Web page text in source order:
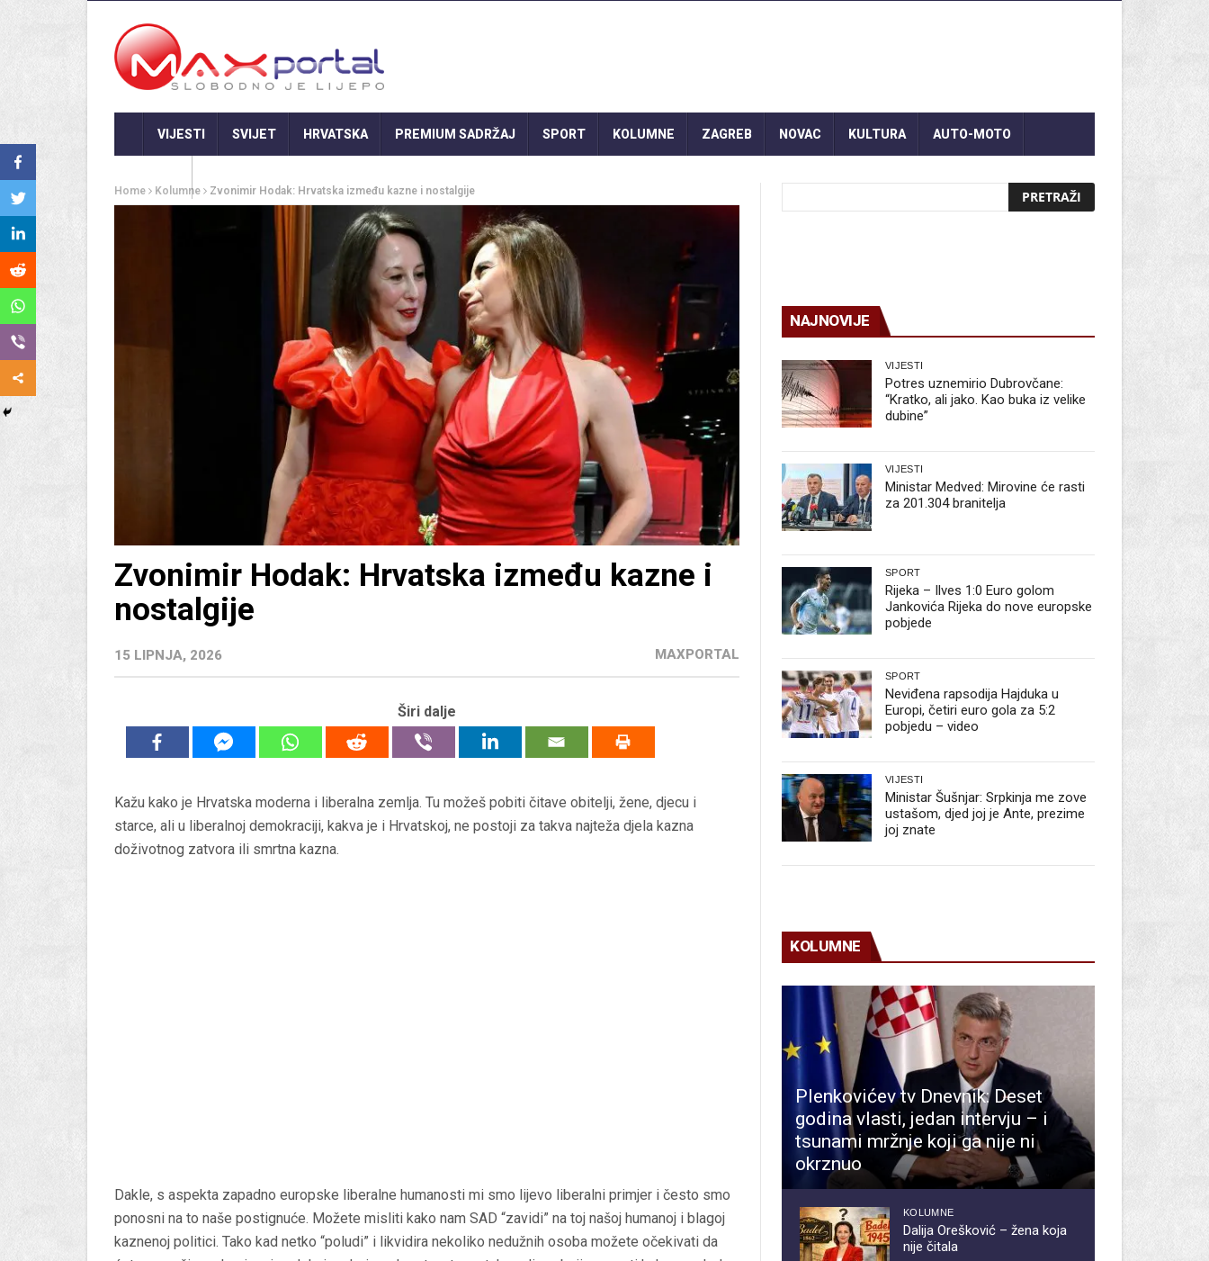
VIJESTI SVIJET HRVATSKA PREMIUM SADRŽAJ SPORT KOLUMNE ZAGREB NOVAC KULTURA AUTO-MOTO
Home Kolumne Zvonimir Hodak: Hrvatska između kazne i nostalgije
Zvonimir Hodak: Hrvatska između kazne i
nostalgije
15 LIPNJA, 2026 MAXPORTAL
Širi dalje
Kažu kako je Hrvatska moderna i liberalna zemlja. Tu možeš pobiti čitave obitelji, žene, djecu i
starce, ali u liberalnoj demokraciji, kakva je i Hrvatskoj, ne postoji za takva najteža djela kazna
doživotnog zatvora ili smrtna kazna.
Dakle, s aspekta zapadno europske liberalne humanosti mi smo lijevo liberalni primjer i često smo
ponosni na to naše postignuće. Možete misliti kako nam SAD “zavidi” na toj našoj humanoj i blagoj
kaznenoj politici. Tako kad netko “poludi” i likvidira nekoliko nedužnih osoba možete očekivati da
NAJNOVIJE
VIJESTI
Potres uznemirio Dubrovčane:
“Kratko, ali jako. Kao buka iz velike
dubine”
VIJESTI
Ministar Medved: Mirovine će rasti
za 201.304 branitelja
SPORT
Rijeka – Ilves 1:0 Euro golom
Jankovića Rijeka do nove europske
pobjede
SPORT
Neviđena rapsodija Hajduka u
Europi, četiri euro gola za 5:2
pobjedu – video
VIJESTI
Ministar Šušnjar: Srpkinja me zove
ustašom, djed joj je Ante, prezime
joj znate
KOLUMNE
Plenkovićev tv Dnevnik: Deset
godina vlasti, jedan intervju – i
tsunami mržnje koji ga nije ni
okrznuo
KOLUMNE
Dalija Orešković – žena koja
nije čitala